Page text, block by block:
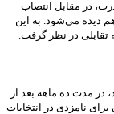
در مقابل انتصاب
هم دیده می‌شود. به این
وجود آمده بود، در مدت ده ماهه بعد از
نامزدی در انتخابات